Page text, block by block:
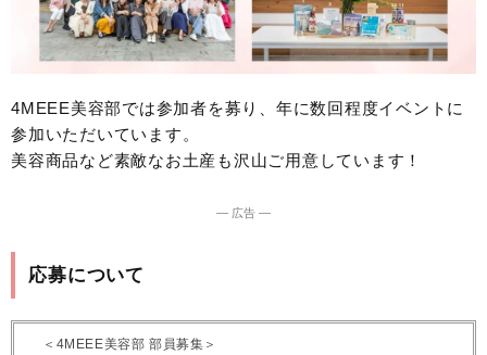
4MEEE美容部では参加者を募り、年に数回程度イベントに
参加いただいています。
美容商品など素敵なお土産も沢山ご用意しています！
― 広告 ―
応募について
＜4MEEE美容部 部員募集＞